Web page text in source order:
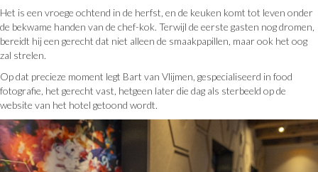
Het is een vroege ochtend in de herfst, en de keuken komt tot leven onder
de bekwame handen van de chef-kok. Terwijl de eerste gasten nog dromen,
bereidt hij een gerecht dat niet alleen de smaakpapillen, maar ook het oog
zal strelen.
Op dat precieze moment legt Bart van Vlijmen, gespecialiseerd in food
fotografie, het gerecht vast, hetgeen later die dag als sterbeeld op de
website van het hotel getoond wordt.